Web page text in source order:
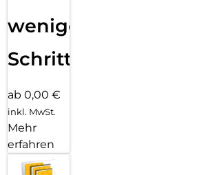
wenigen
Schritten
ab 0,00 €
inkl. MwSt.
Mehr
erfahren